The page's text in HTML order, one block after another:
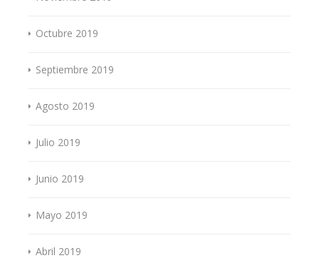
Octubre 2019
Septiembre 2019
Agosto 2019
Julio 2019
Junio 2019
Mayo 2019
Abril 2019